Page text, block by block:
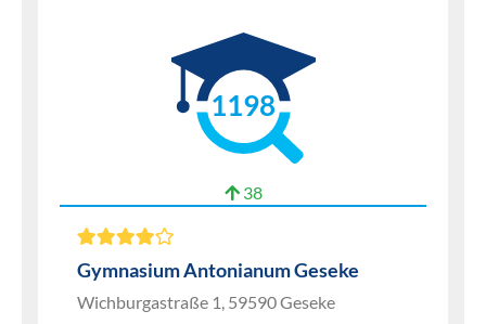
1198
38
Gymnasium Antonianum Geseke
Wichburgastraße 1, 59590 Geseke